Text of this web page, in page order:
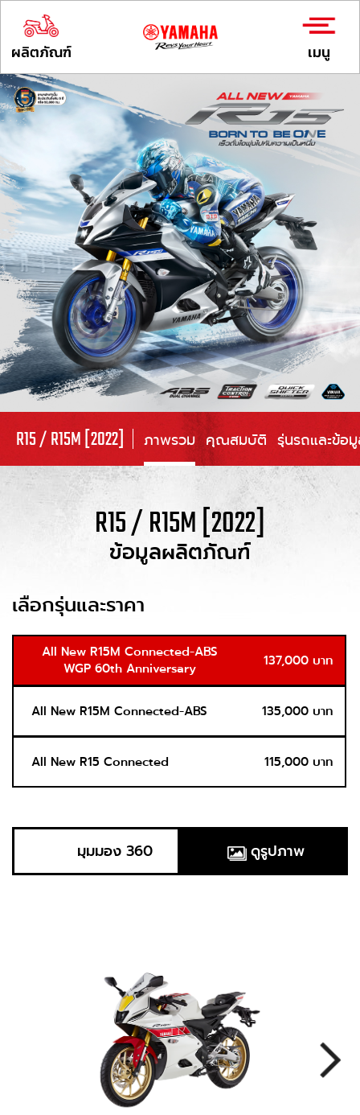
ผลิตภัณฑ์ เมนู
R15 / R15M [2022] ภาพรวม คุณสมบัติ รุ่นรถและข้อมู
R15 / R15M [2022]
ข้อมูลผลิตภัณฑ์
เลือกรุ่นและราคา
All New R15M Connected-ABS
WGP 60th Anniversary
137,000 บาท
All New R15M Connected-ABS 135,000 บาท
All New R15 Connected 115,000 บาท
มุมมอง 360 ดูรูปภาพ